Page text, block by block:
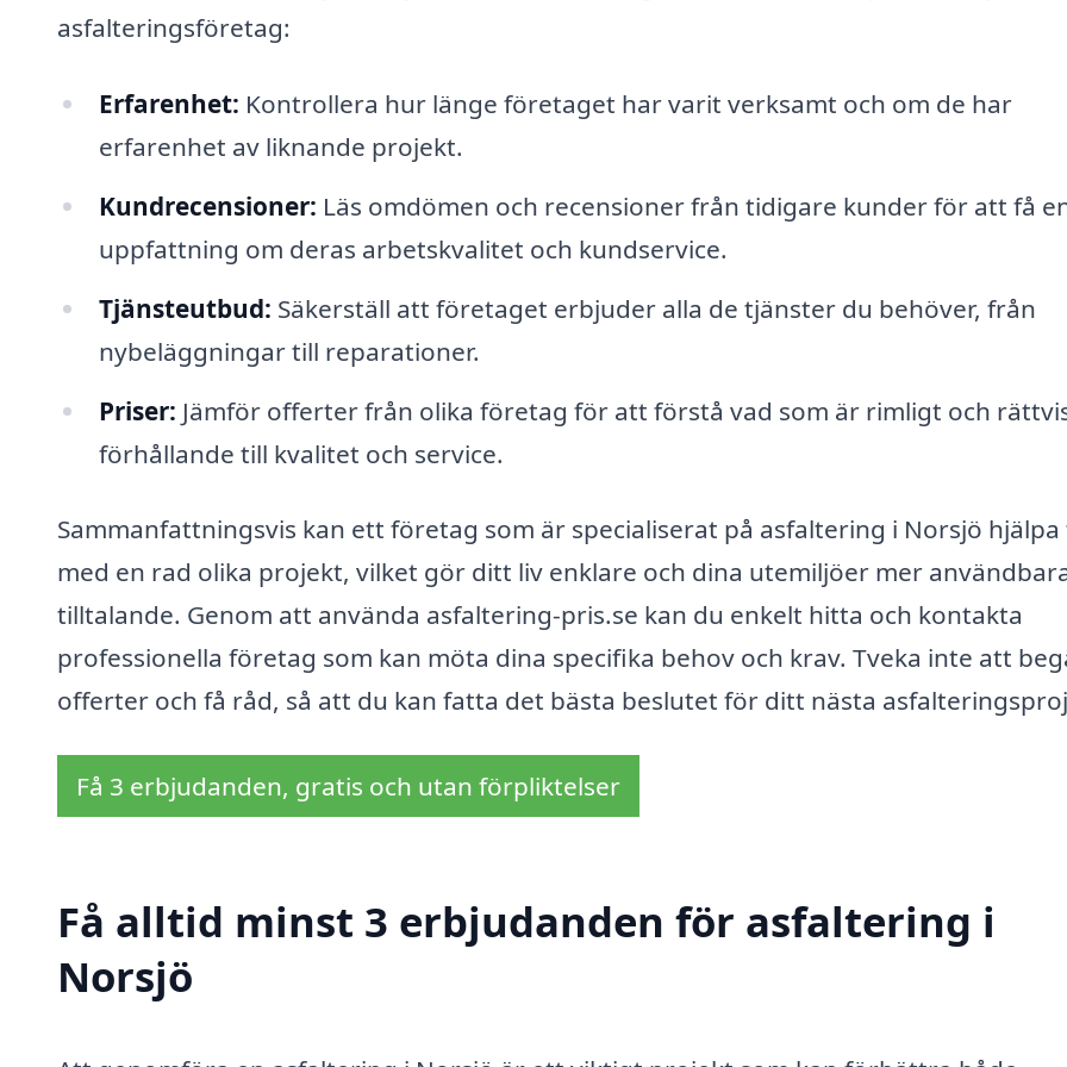
asfalteringsföretag:
Erfarenhet: Kontrollera hur länge företaget har varit verksamt och om de har
erfarenhet av liknande projekt.
Kundrecensioner: Läs omdömen och recensioner från tidigare kunder för att få
uppfattning om deras arbetskvalitet och kundservice.
Tjänsteutbud: Säkerställ att företaget erbjuder alla de tjänster du behöver, från
nybeläggningar till reparationer.
Priser: Jämför offerter från olika företag för att förstå vad som är rimligt och
förhållande till kvalitet och service.
Sammanfattningsvis kan ett företag som är specialiserat på asfaltering i Norsjö hjälpa
med en rad olika projekt, vilket gör ditt liv enklare och dina utemiljöer mer
tilltalande. Genom att använda asfaltering-pris.se kan du enkelt hitta och kontakta
professionella företag som kan möta dina specifika behov och krav. Tveka inte att
offerter och få råd, så att du kan fatta det bästa beslutet för ditt nästa
Få 3 erbjudanden, gratis och utan förpliktelser
Få alltid minst 3 erbjudanden för asfaltering i
Norsjö